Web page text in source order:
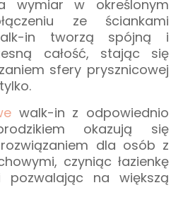
wymiar w określonym
ze ściankami
in tworzą spójną i
całość, stając się
sfery prysznicowej
walk-in z odpowiednio
okazują się
dla osób z
czyniąc łazienkę
na większą